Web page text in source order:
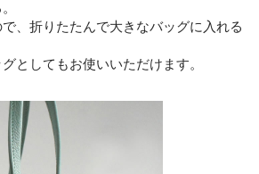
、折りたたんで大きなバッグに入れる
としてもお使いいただけます。